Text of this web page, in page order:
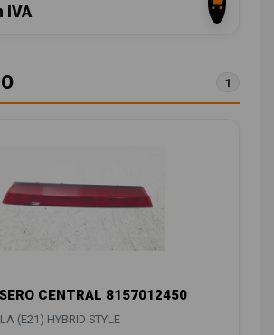
IVA
1
CENTRAL 8157012450
(E21) HYBRID STYLE